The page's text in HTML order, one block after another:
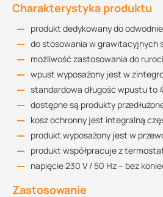
Charakterystyka produktu
produkt dedykowany do
do stosowania w grawitacyjnych
możliwość zastosowania do
wpust wyposażony jest w
standardowa długość wpustu to
dostępne są produkty
kosz ochronny jest integralną
produkt wyposażony jest w
produkt współpracuje z
napięcie 230 V / 50 Hz – bez
Zastosowanie
kupując ten produkt u nas
Przepustowość
Średnica Rekomendowana
DN 70
5,1 l/s
DN 100
8,5 l/s
DN 125
11,2 l/s
DN 150
12,2 l/s
Deklaracja
150.32 KB
Instrukcja montażu
Rysunek techniczny
159.44 KB